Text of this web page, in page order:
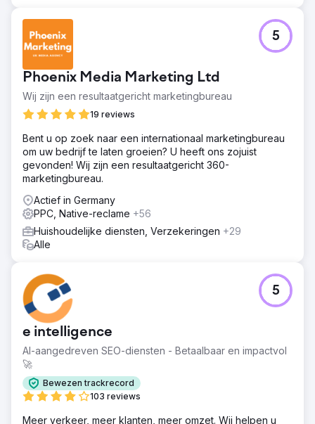
Phoenix Media Marketing Ltd
Wij zijn een resultaatgericht marketingbureau
19 reviews
5
Bent u op zoek naar een internationaal marketingbureau
om uw bedrijf te laten groeien? U heeft ons zojuist
gevonden! Wij zijn een resultaatgericht 360-
marketingbureau.
Actief in Germany
PPC, Native-reclame +56
Huishoudelijke diensten, Verzekeringen +29
Alle
e intelligence
AI-aangedreven SEO-diensten - Betaalbaar en impactvol
🚀
Bewezen trackrecord
103 reviews
5
Meer verkeer, meer klanten, meer omzet. Wij helpen u